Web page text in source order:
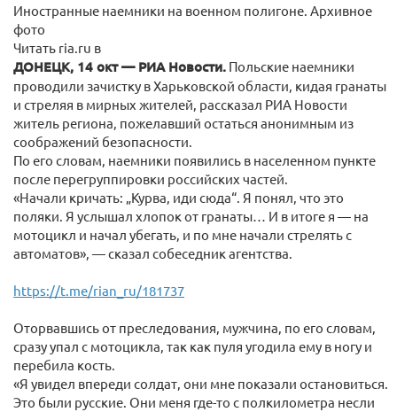
Иностранные наемники на военном полигоне. Архивное
фото
Читать ria.ru в
ДОНЕЦК, 14 окт — РИА Новости. Польские наемники
проводили зачистку в Харьковской области, кидая гранаты
и стреляя в мирных жителей, рассказал РИА Новости
житель региона, пожелавший остаться анонимным из
соображений безопасности.
По его словам, наемники появились в населенном пункте
после перегруппировки российских частей.
«Начали кричать: „Курва, иди сюда“. Я понял, что это
поляки. Я услышал хлопок от гранаты… И в итоге я — на
мотоцикл и начал убегать, и по мне начали стрелять с
автоматов», — сказал собеседник агентства.
https://t.me/rian_ru/181737
Оторвавшись от преследования, мужчина, по его словам,
сразу упал с мотоцикла, так как пуля угодила ему в ногу и
перебила кость.
«Я увидел впереди солдат, они мне показали остановиться.
Это были русские. Они меня где-то с полкилометра несли